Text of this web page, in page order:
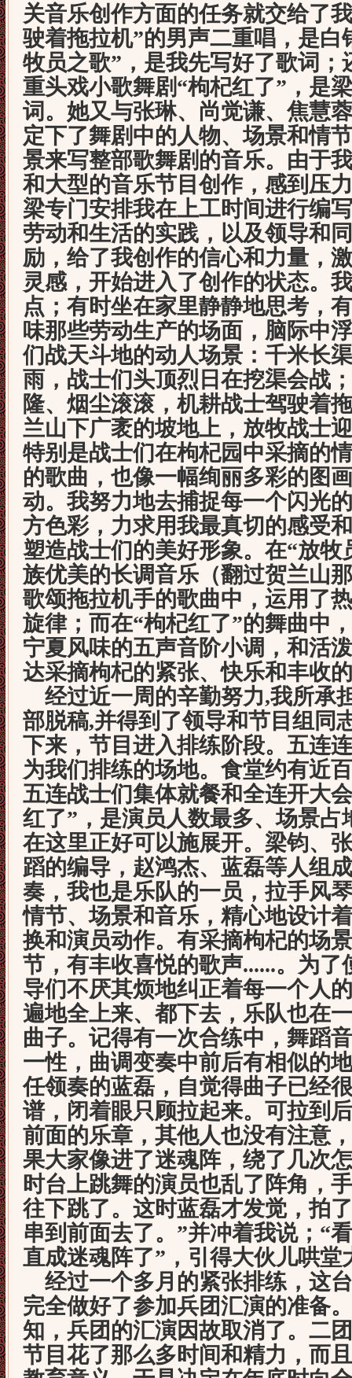
关音乐创作方面的任务就交给了
驶着拖拉机”的男声二重唱，是白
牧员之歌”，是我先写好了歌词；
重头戏小歌舞剧“枸杞红了”，是
词。她又与张琳、尚觉谦、焦慧
定下了舞剧中的人物、场景和情
景来写整部歌舞剧的音乐。由于
和大型的音乐节目创作，感到压
梁专门安排我在上工时间进行编
劳动和生活的实践，以及领导和
励，给了我创作的信心和力量，
灵感，开始进入了创作的状态。
点；有时坐在家里静静地思考，
味那些劳动生产的场面，脑际中
们战天斗地的动人场景：千米长
雨，战士们头顶烈日在挖渠会战
隆、烟尘滚滚，机耕战士驾驶着
兰山下广袤的坡地上，放牧战士
特别是战士们在枸杞园中采摘的
的歌曲，也像一幅绚丽多彩的图
动。我努力地去捕捉每一个闪光
方色彩，力求用我最真切的感受
塑造战士们的美好形象。在“放牧
族优美的长调音乐（翻过贺兰山
歌颂拖拉机手的歌曲中，运用了
旋律；而在“枸杞红了”的舞曲中
宁夏风味的五声音阶小调，和活
达采摘枸杞的紧张、快乐和丰收
经过近一周的辛勤努力,我所承
部脱稿,并得到了领导和节目组同
下来，节目进入排练阶段。五连
为我们排练的场地。食堂约有近
五连战士们集体就餐和全连开大
红了”，是演员人数最多、场景占
在这里正好可以施展开。梁钧、
蹈的编导，赵鸿杰、蓝磊等人组
奏，我也是乐队的一员，拉手风
情节、场景和音乐，精心地设计
换和演员动作。有采摘枸杞的场
节，有丰收喜悦的歌声......。为了
导们不厌其烦地纠正着每一个人
遍地全上来、都下去，乐队也在
曲子。记得有一次合练中，舞蹈
一性，曲调变奏中前后有相似的
任领奏的蓝磊，自觉得曲子已经
谱，闭着眼只顾拉起来。可拉到
前面的乐章，其他人也没有注意
果大家像进了迷魂阵，绕了几次
时台上跳舞的演员也乱了阵角，
往下跳了。这时蓝磊才发觉，拍
串到前面去了。”并冲着我说；“
直成迷魂阵了”，引得大伙儿哄堂
经过一个多月的紧张排练，这
完全做好了参加兵团汇演的准备
知，兵团的汇演因故取消了。二
节目花了那么多时间和精力，而